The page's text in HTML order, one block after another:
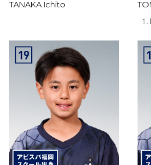
TANAKA Ichito